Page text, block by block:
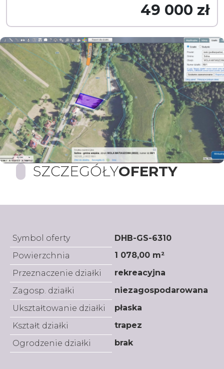
49 000 zł
SZCZEGÓŁYOFERTY
Symbol oferty
DHB-GS-6310
Powierzchnia
1 078,00 m²
Przeznaczenie działki
rekreacyjna
Zagosp. działki
niezagospodarowana
Ukształtowanie działki
płaska
Kształt działki
trapez
Ogrodzenie działki
brak